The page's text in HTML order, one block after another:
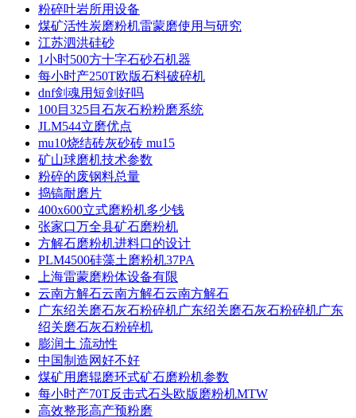
粉碎叶岩所用设备
煤矿活性炭磨粉机雷蒙磨使用与研究
江苏泗洪硅砂
1小时500方十字石砂石机器
每小时产250T欧版石料破碎机
dnf剑魂用短剑好吗
100目325目石灰石粉粉磨系统
JLM544立磨优点
mu10烧结砖灰砂砖 mu15
矿山球磨机技术参数
粉碎的废钢料总量
捣镐耐磨片
400x600立式磨粉机多少钱
张家口万全县矿石磨粉机
方解石磨粉机进料口的设计
PLM4500硅藻土磨粉机37PA
上海雷蒙磨粉体设备有限
云南方解石云南方解石云南方解石
广东绍关磨石灰石粉碎机广东绍关磨石灰石粉碎机广东
绍关磨石灰石粉碎机
膨润土 流动性
中国制造网好不好
煤矿用磨辊磨环式矿石磨粉机参数
每小时产70T反击式石头欧版磨粉机MTW
高效整形高产预粉磨